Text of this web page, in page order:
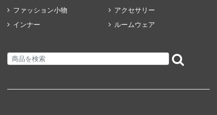
ファッション小物
アクセサリー
インナー
ルームウェア